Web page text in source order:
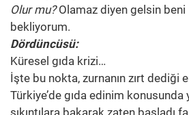
Olur mu?Olamaz diyen gelsin beni
bekliyorum.
Dördüncüsü:
Küresel gıda krizi…
İşte bu nokta, zurnanın zırt dediği
Türkiye’de gıda edinim konusunda
sıkıntılara bakarak zaten başladı